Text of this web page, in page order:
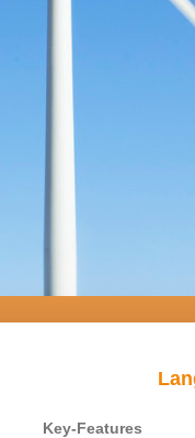
Key-Features